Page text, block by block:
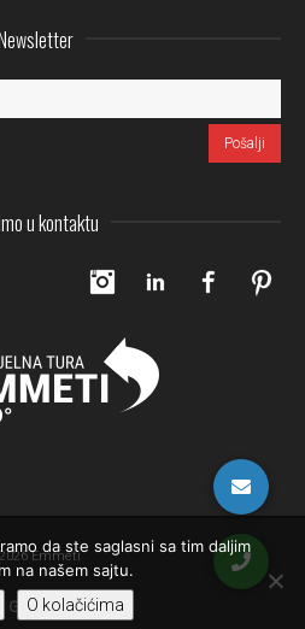
u kontaktu
InstagramLinkedIn
Emmeti
Gore
da ste saglasni sa tim daljim
na našem sajtu.
O kolačićima